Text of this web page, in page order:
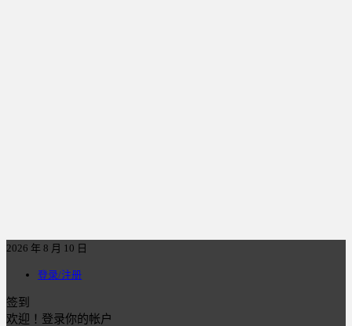
2026 年 8 月 10 日
登录/注册
签到
欢迎！登录你的帐户